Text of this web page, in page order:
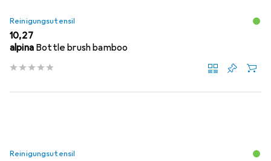
Reinigungsutensil
EUR
10,27
alpina Bottle brush bamboo
Reinigungsutensil